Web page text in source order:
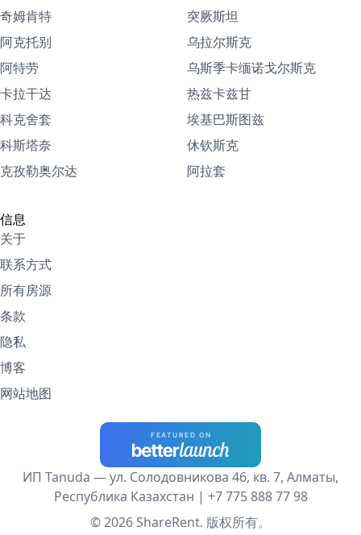
奇姆肯特
阿克托别
阿特劳
卡拉干达
科克舍套
科斯塔奈
克孜勒奥尔达
突厥斯坦
乌拉尔斯克
乌斯季卡缅诺戈尔斯克
热兹卡兹甘
埃基巴斯图兹
休钦斯克
阿拉套
信息
关于
联系方式
所有房源
条款
隐私
博客
网站地图
ИП Tanuda — ул. Солодовникова 46, кв. 7, Алматы,
Республика Казахстан | +7 775 888 77 98
© 2026 ShareRent. 版权所有。